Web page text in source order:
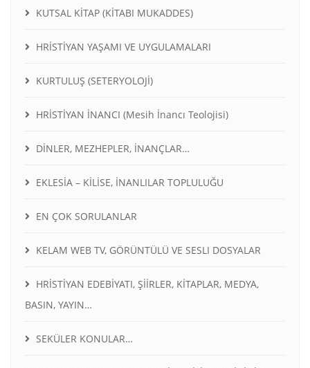
KUTSAL KİTAP (KİTABI MUKADDES)
HRİSTİYAN YAŞAMI VE UYGULAMALARI
KURTULUŞ (SETERYOLOJİ)
HRİSTİYAN İNANCI (Mesih İnancı Teolojisi)
DİNLER, MEZHEPLER, İNANÇLAR…
EKLESİA – KİLİSE, İNANLILAR TOPLULUĞU
EN ÇOK SORULANLAR
KELAM WEB TV, GÖRÜNTÜLÜ VE SESLI DOSYALAR
HRİSTİYAN EDEBİYATI, ŞİİRLER, KİTAPLAR, MEDYA,
BASIN, YAYIN…
SEKÜLER KONULAR…